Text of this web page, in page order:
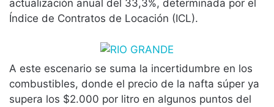
actualización anual del 33,3%, determinada por el
Índice de Contratos de Locación (ICL).
A este escenario se suma la incertidumbre en los
combustibles, donde el precio de la nafta súper ya
supera los $2.000 por litro en algunos puntos del